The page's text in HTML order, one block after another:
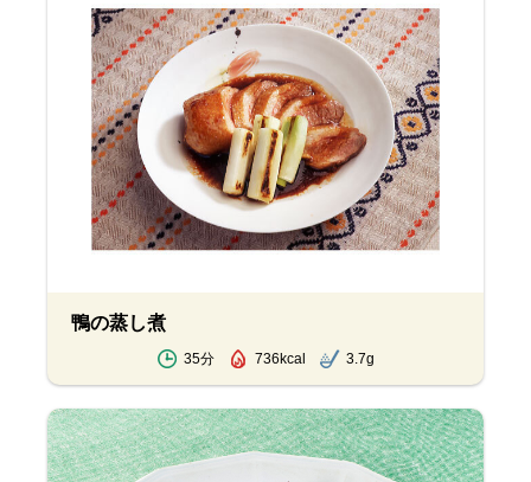
鴨の蒸し煮
35分 736kcal 3.7g